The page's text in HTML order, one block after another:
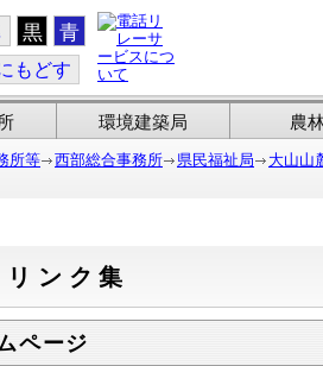
黒 青
もどす
環境建築局 農
所等 西部総合事務所 県民福祉局
大山山
ンク集
ページ